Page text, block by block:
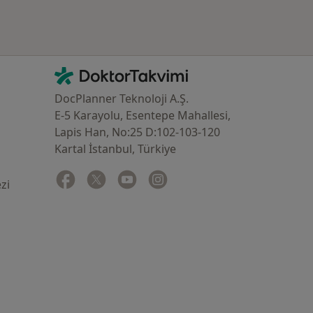
İletişim
DoktorTakvimi - Ana Sayfa
DocPlanner Teknoloji A.Ş.
E-5 Karayolu, Esentepe Mahallesi,
Lapis Han, No:25 D:102-103-120
Kartal İstanbul, Türkiye
Facebook
yeni bir sekmede açılır
Twitter
yeni bir sekmede açılır
Youtube
yeni bir sekmede açılır